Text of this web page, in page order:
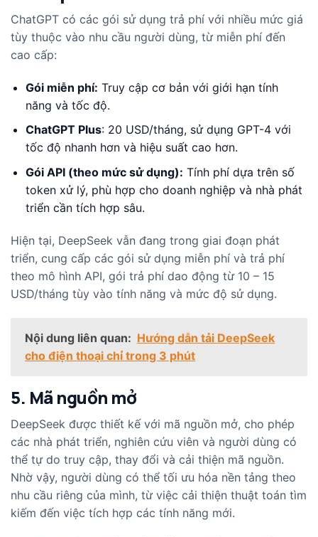
ChatGPT có các gói sử dụng trả phí với nhiều mức giá
tùy thuộc vào nhu cầu người dùng, từ miễn phí đến
cao cấp:
Gói miễn phí: Truy cập cơ bản với giới hạn tính
năng và tốc độ.
ChatGPT Plus: 20 USD/tháng, sử dụng GPT-4 với
tốc độ nhanh hơn và hiệu suất cao hơn.
Gói API (theo mức sử dụng): Tính phí dựa trên số
token xử lý, phù hợp cho doanh nghiệp và nhà phát
triển cần tích hợp sâu.
Hiện tại, DeepSeek vẫn đang trong giai đoạn phát
triển, cung cấp các gói sử dụng miễn phí và trả phí
theo mô hình API, gói trả phí dao động từ 10 – 15
USD/tháng tùy vào tính năng và mức độ sử dụng.
Nội dung liên quan: Hướng dẫn tải DeepSeek
cho điện thoại chỉ trong 3 phút
5. Mã nguồn mở
DeepSeek được thiết kế với mã nguồn mở, cho phép
các nhà phát triển, nghiên cứu viên và người dùng có
thể tự do truy cập, thay đổi và cải thiện mã nguồn.
Nhờ vậy, người dùng có thể tối ưu hóa nền tảng theo
nhu cầu riêng của mình, từ việc cải thiện thuật toán tìm
kiếm đến việc tích hợp các tính năng mới.